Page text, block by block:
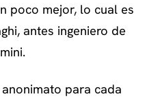
poco mejor, lo cual es
antes ingeniero de
para cada